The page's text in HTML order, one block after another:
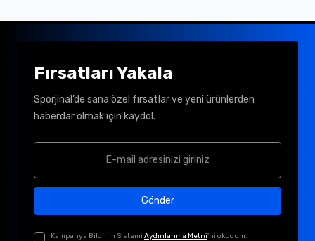
Fırsatları Yakala
Sporjinal’de sana özel fırsatlar ve yeni ürünlerden
haberdar olmak için kaydol.
Gönder
Kampanya Bildirim Sistemi Aydınlanma Metni'ni okudum.